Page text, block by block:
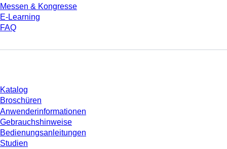
Messen & Kongresse
E-Learning
FAQ
Katalog
Broschüren
Anwenderinformationen
Gebrauchshinweise
Bedienungsanleitungen
Studien